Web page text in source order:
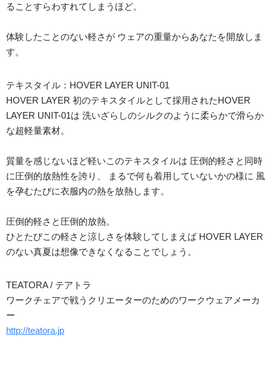
ることすらわすれてしまうほど。
体験したことのない軽さが ウェアの重量からあなたを開放しま
す。
テキスタイル：HOVER LAYER UNIT-01
HOVER LAYER 初のテキスタイルとして採用されたHOVER
LAYER UNIT-01は 洗いざらしのシルクのように柔らかで滑らか
な超軽量素材。
質量を感じないほど軽いこのテキスタイルは 圧倒的軽さと同時
に圧倒的放熱性を誇り、 まるで何も着用していないかの様に 風
を孕むたびに衣服内の熱を放熱します。
圧倒的軽さと圧倒的放熱。
ひとたびこの軽さと涼しさを体験してしまえば HOVER LAYER
のない真夏は想像できなくなることでしょう。
TEATORA / テアトラ
ワークチェアで戦うクリエーターのためのワークウェアメーカ
ー
http://teatora.jp